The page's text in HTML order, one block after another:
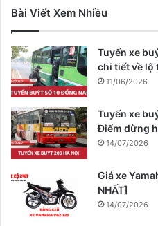
Bài Viết Xem Nhiều
Tuyến xe
chi tiết về lộ
11/06/2026
Tuyến xe
Điểm dừng
14/07/2026
Giá xe
NHẤT]
14/07/2026